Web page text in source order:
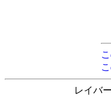
レイバ